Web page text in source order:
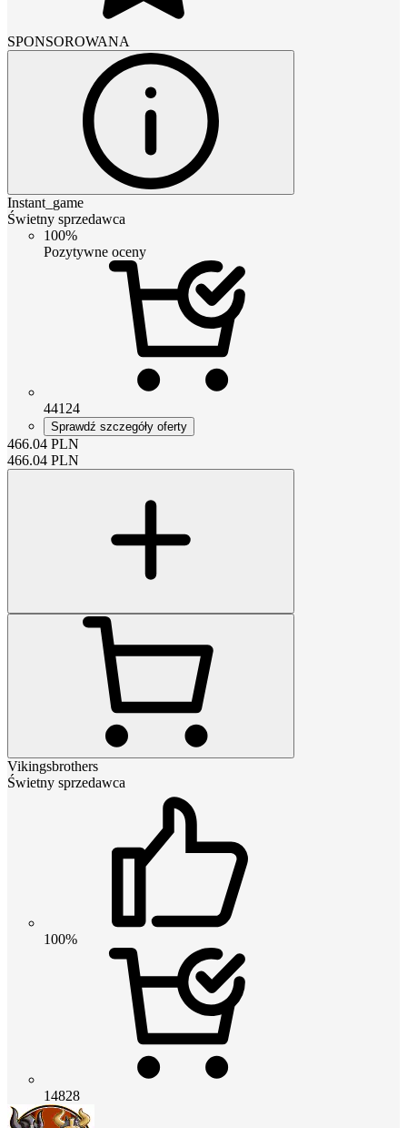
SPONSOROWANA
Instant_game
Świetny sprzedawca
100%
Pozytywne oceny
44124
Sprawdź szczegóły oferty
466.04 PLN
466.04 PLN
Vikingsbrothers
Świetny sprzedawca
100%
14828